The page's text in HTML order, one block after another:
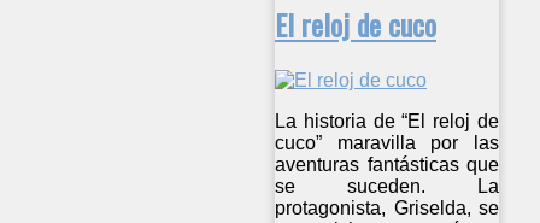
El reloj de cuco
La historia de “El reloj de
cuco” maravilla por las
aventuras fantásticas que
se suceden. La
protagonista, Griselda, se